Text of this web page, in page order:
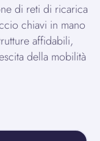
di reti di ricarica
chiavi in mano
affidabili,
della mobilità